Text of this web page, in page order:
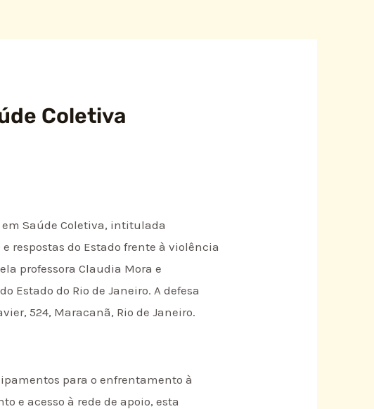
Coletiva
em Saúde Coletiva, intitulada
respostas do Estado frente à violência
professora Claudia Mora e
Estado do Rio de Janeiro. A defesa
524, Maracanã, Rio de Janeiro.
para o enfrentamento à
e acesso à rede de apoio, esta